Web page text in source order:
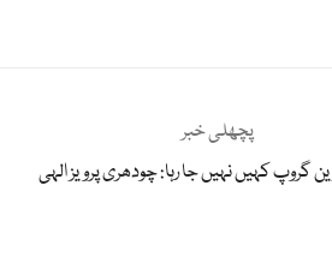
پچھلی خبر
گروپ کہیں نہیں جا رہا: چودھری پرویز الہی